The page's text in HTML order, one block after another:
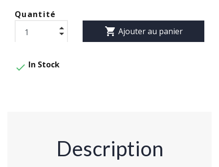
Quantité
shopping_cart Ajouter au panier
 In Stock
Description